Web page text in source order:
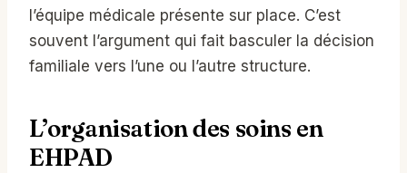
l’équipe médicale présente sur place. C’est
souvent l’argument qui fait basculer la décision
familiale vers l’une ou l’autre structure.
L’organisation des soins en
EHPAD